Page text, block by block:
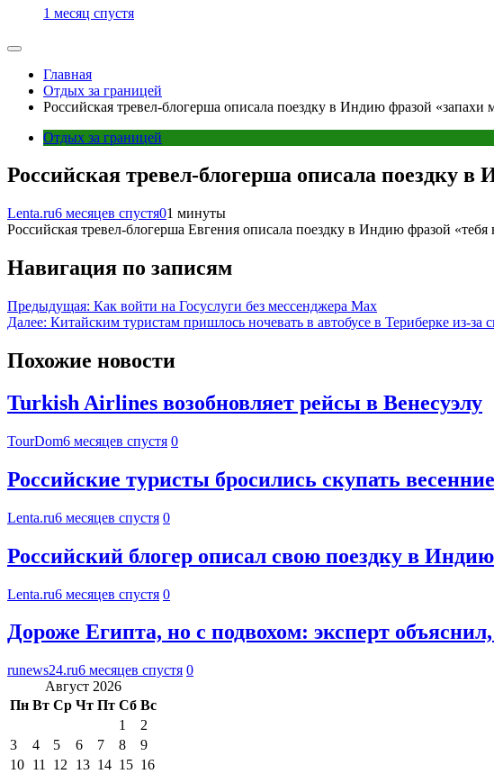
1 месяц спустя
Главная
Отдых за границей
Российская тревел-блогерша описала поездку в Индию фразой «запахи
Отдых за границей
Российская тревел-блогерша описала поездку
Lenta.ru6 месяцев спустя01 минуты
Российская тревел-блогерша Евгения описала поездку в Индию фразой
Навигация по записям
Предыдущая: Как войти на Госуслуги без мессенджера Max
Далее: Китайским туристам пришлось ночевать в автобусе в Териберке из-за
Похожие новости
Turkish Airlines возобновляет рейсы в Венесуэлу
TourDom6 месяцев спустя 0
Российские туристы бросились скупать
Lenta.ru6 месяцев спустя 0
Российский блогер описал свою поездку в
Lenta.ru6 месяцев спустя 0
Дороже Египта, но с подвохом: эксперт
runews24.ru6 месяцев спустя 0
Август 2026
Пн Вт Ср Чт Пт Сб Вс
1
2
3
4 5 6 7 8
9
10 11 12 13 14 15 16